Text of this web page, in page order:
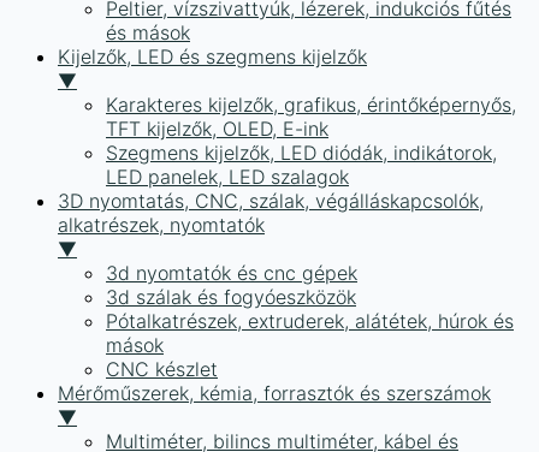
Peltier, vízszivattyúk, lézerek, indukciós fűtés
és mások
Kijelzők, LED és szegmens kijelzők
▼
Karakteres kijelzők, grafikus, érintőképernyős,
TFT kijelzők, OLED, E-ink
Szegmens kijelzők, LED diódák, indikátorok,
LED panelek, LED szalagok
3D nyomtatás, CNC, szálak, végálláskapcsolók,
alkatrészek, nyomtatók
▼
3d nyomtatók és cnc gépek
3d szálak és fogyóeszközök
Pótalkatrészek, extruderek, alátétek, húrok és
mások
CNC készlet
Mérőműszerek, kémia, forrasztók és szerszámok
▼
Multiméter, bilincs multiméter, kábel és